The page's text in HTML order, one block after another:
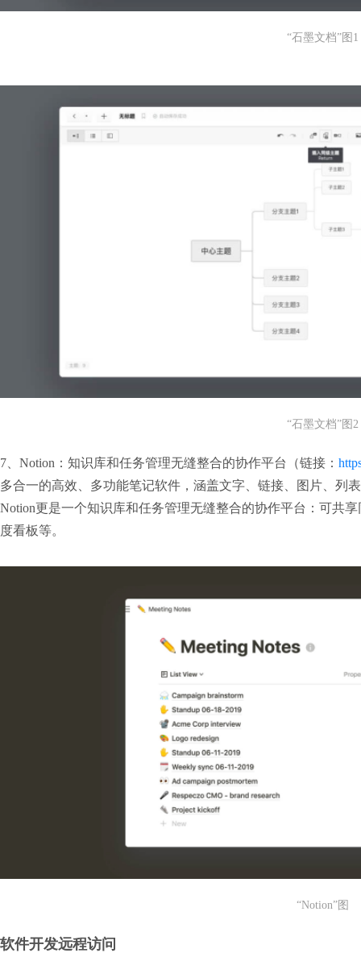
“石墨文档”图1
“石墨文档”图2
7、Notion：知识库和任务管理无缝整合的协作平台（链接：
多合一的高效、多功能笔记软件，涵盖文字、链接、图片、列
Notion更是一个知识库和任务管理无缝整合的协作平台：可共
度看板等。
“Notion”图
软件开发远程访问